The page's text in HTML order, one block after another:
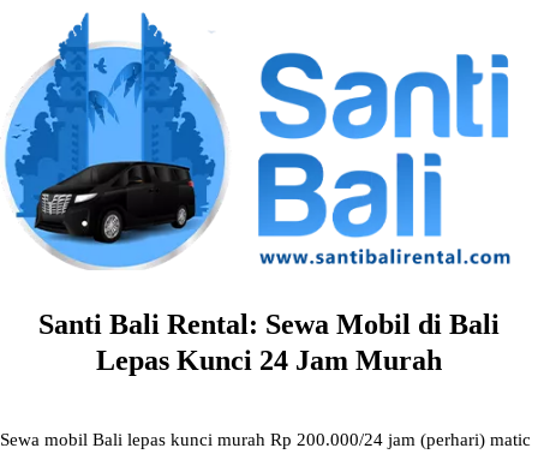
content
Santi Bali Rental: Sewa Mobil di Bali
Lepas Kunci 24 Jam Murah
Sewa mobil Bali lepas kunci murah Rp 200.000/24 jam (perhari) matic